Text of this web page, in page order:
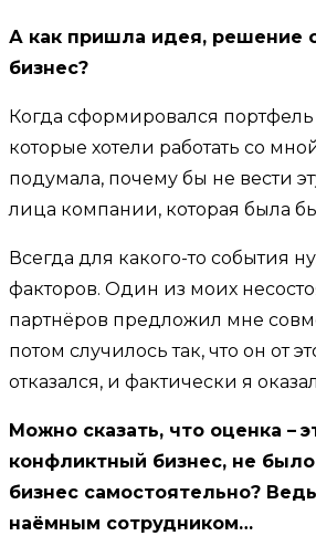
А как пришла идея, решение
бизнес?
Когда сформировался портфель
которые хотели работать со
подумала, почему бы не вести
лица компании, которая была
Всегда для какого-то события
факторов. Один из моих
партнёров предложил мне
потом случилось так, что он от
отказался, и фактически я
Можно сказать, что оценка –
конфликтный бизнес, не было
бизнес самостоятельно?
наёмным сотрудником…